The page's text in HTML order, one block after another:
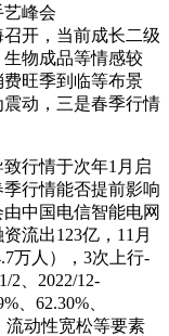
艺峰会
召开，当前成长二级
物成品等情感较
旺季到临等布景
动，三是春季行情
行情于次年1月启
行情能否提前影响
中国电信智能电网
流出123亿，11月
万人），3次上行-
2、2022/12-
、62.30%、
流动性宽松等要素